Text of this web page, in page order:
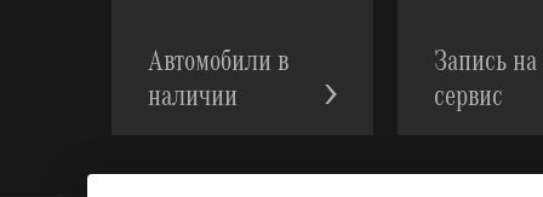
Автомобили в
наличии
Запись на
сервис